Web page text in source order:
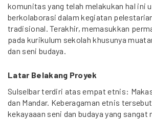
komunitas yang telah melakukan hal ini
berkolaborasi dalam kegiatan
tradisional. Terakhir, memasukkan
pada kurikulum sekolah khusunya
dan seni budaya.
Latar Belakang Proyek
Sulselbar terdiri atas empat etnis:
dan Mandar. Keberagaman etnis
kekayaaan seni dan budaya yang sangat